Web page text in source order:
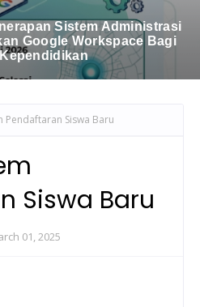
Sistem Administrasi
Google Workspace Bagi
Pendaftaran Siswa Baru
Siswa Baru
01, 2025